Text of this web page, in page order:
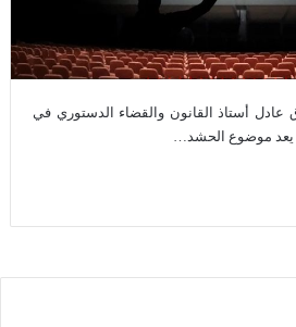
عادل أستاذ القانون والقضاء الدستوري في
يعد موضوع الحشد…